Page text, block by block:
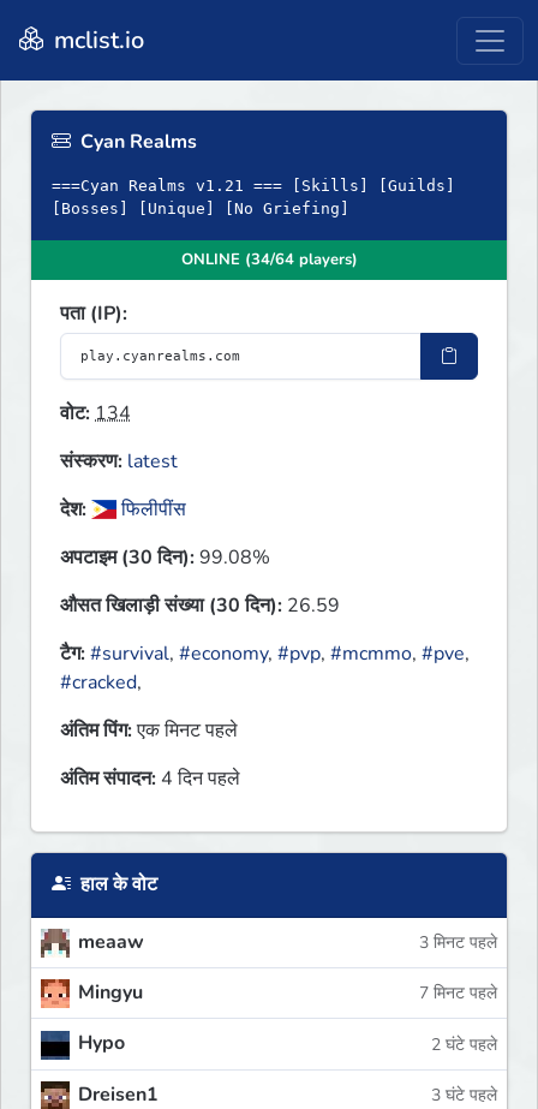
mclist.io
Cyan Realms
===Cyan Realms v1.21 === [Skills] [Guilds]
[Bosses] [Unique] [No Griefing]
ONLINE (34/64 players)
पता (IP):
वोट:134
संस्करण: latest
देश:
फिलीपींस
अपटाइम (30 दिन):99.08%
औसत खिलाड़ी संख्या (30 दिन): 26.59
टैग:#survival, #economy, #pvp, #mcmmo, #pve,
#cracked,
अंतिम पिंग:एक मिनट पहले
अंतिम संपादन: 4 दिन पहले
हाल के वोट
meaaw 3 मिनट पहले
Mingyu 7 मिनट पहले
Hypo 2 घंटे पहले
Dreisen1 3 घंटे पहले